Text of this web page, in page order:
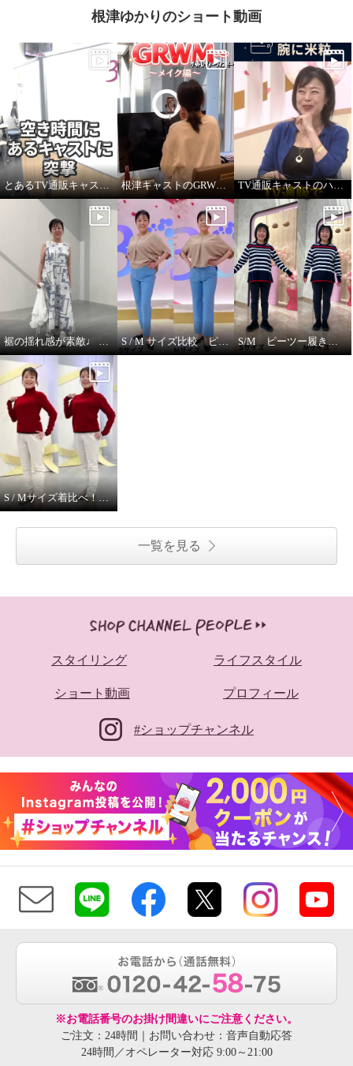
根津ゆかりのショート動画
とあるTV通販キャストの髪型 根津キャストのGRWM～バブルファンデ紹介します！
裾の揺れ感が素敵♩ ハヤマブリーズ ワンピース S / M サイズ比較 ピーツー S/M ピーツー履き比べ
S / Mサイズ着比べ！ モカサンジュンコシマダ
一覧を見る
スタイリング ライフスタイル
ショート動画 プロフィール
#ショップチャンネル
※お電話番号のお掛け間違いにご注意ください。
ご注文：24時間｜お問い合わせ：音声自動応答
24時間／オペレーター対応 9:00～21:00